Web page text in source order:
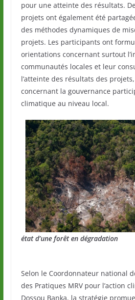
pour une atteinte des résultats.
projets ont également été
des méthodes dynamiques de
projets. Les participants ont
orientations concernant surtout
communautés locales et leur
l’atteinte des résultats des
concernant la gouvernance
climatique au niveau local.
état d’une forêt en dégradation
Selon le Coordonnateur national
des Pratiques MRV pour l’action
Dossou Banka, la stratégie